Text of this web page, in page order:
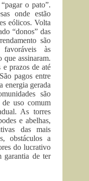
o pato”.
onde es­tão
eólicos. Volta
“donos” das
são
favoráveis às
que assinaram.
pra­zos de até
pagos entre
energia gerada
são
uso comum
As torres
e abelhas,
das mais
obstáculos a
do lucrativo
garantia de ter